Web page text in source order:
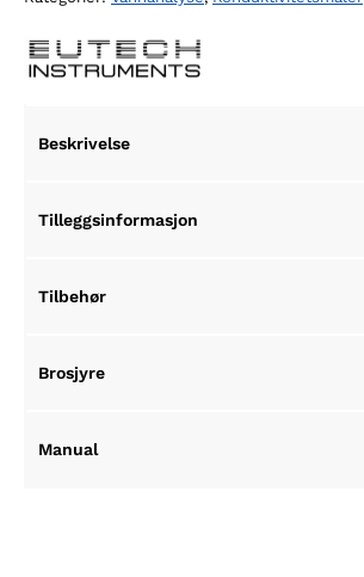
Beskrivelse
Tilleggsinformasjon
Tilbehør
Brosjyre
Manual